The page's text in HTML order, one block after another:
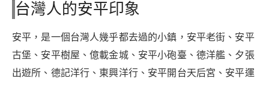
台灣人的安平印象
安平，是一個台灣人幾乎都去過的小鎮，安平老街、安平
古堡、安平樹屋、億載金城、安平小砲臺、德洋艦、夕張
出遊所、德記洋行、東興洋行、安平開台天后宮、安平運